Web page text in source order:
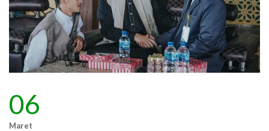
06
Maret